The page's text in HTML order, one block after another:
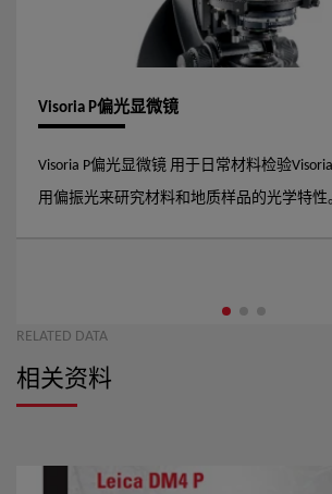
Visoria P偏光显微镜
Visoria P偏光显微镜 用于日常材料检验
用偏振光来研究材料和地质样品的光学特性
RELATED DATA
相关资料